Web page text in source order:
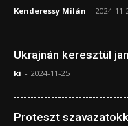
Kenderessy Milán - 2024-11-
Ukrajnán keresztül
ki - 2024-11-25
Proteszt